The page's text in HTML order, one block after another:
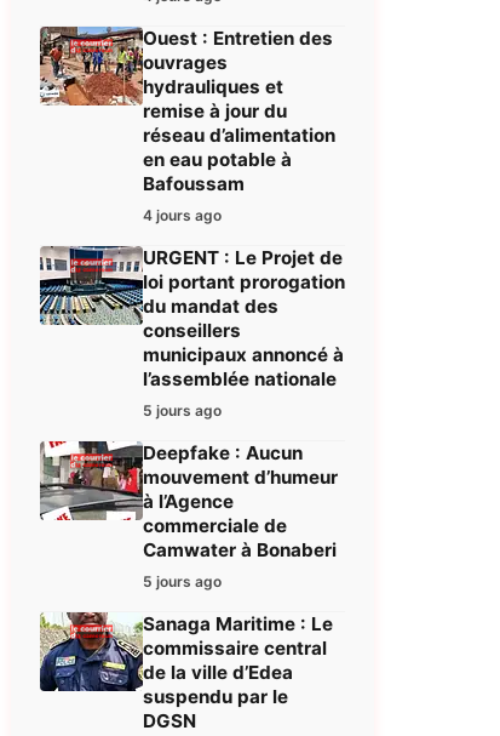
Ouest : Entretien des
ouvrages
hydrauliques et
remise à jour du
réseau d’alimentation
en eau potable à
Bafoussam
4 jours ago
URGENT : Le Projet de
loi portant prorogation
du mandat des
conseillers
municipaux annoncé à
l’assemblée nationale
5 jours ago
Deepfake : Aucun
mouvement d’humeur
à l’Agence
commerciale de
Camwater à Bonaberi
5 jours ago
Sanaga Maritime : Le
commissaire central
de la ville d’Edea
suspendu par le
DGSN